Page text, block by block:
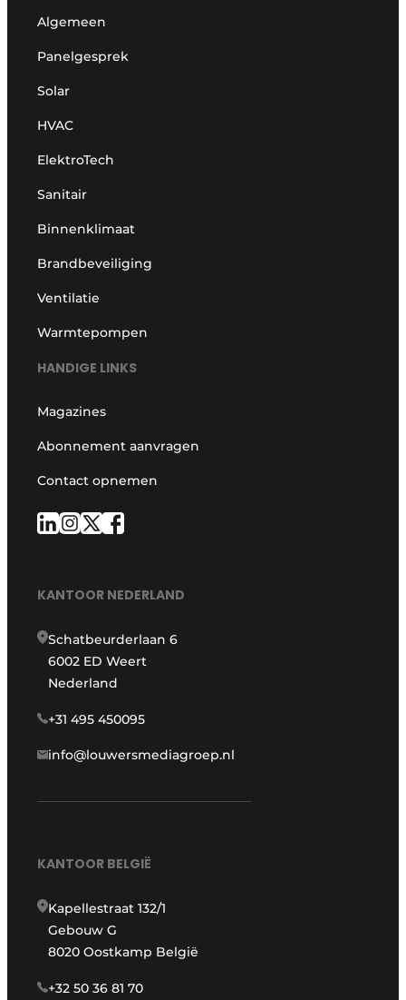
Algemeen
Panelgesprek
Solar
HVAC
ElektroTech
Sanitair
Binnenklimaat
Brandbeveiliging
Ventilatie
Warmtepompen
HANDIGE LINKS
Magazines
Abonnement aanvragen
Contact opnemen
KANTOOR NEDERLAND
Schatbeurderlaan 6
6002 ED Weert
Nederland
+31 495 450095
info@louwersmediagroep.nl
KANTOOR BELGIË
Kapellestraat 132/1
Gebouw G
8020 Oostkamp België
+32 50 36 81 70